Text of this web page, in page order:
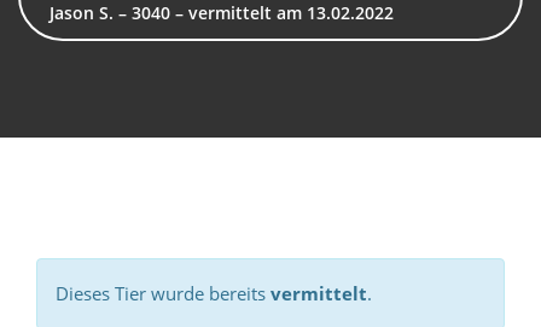
Jason S. – 3040 – vermittelt am 13.02.2022
Dieses Tier wurde bereits vermittelt.